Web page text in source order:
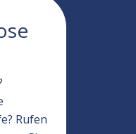
Rufen